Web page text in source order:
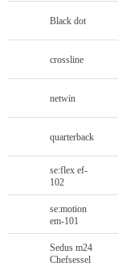
Black dot
crossline
netwin
quarterback
se:flex ef-
102
se:motion
em-101
Sedus m24
Chefsessel